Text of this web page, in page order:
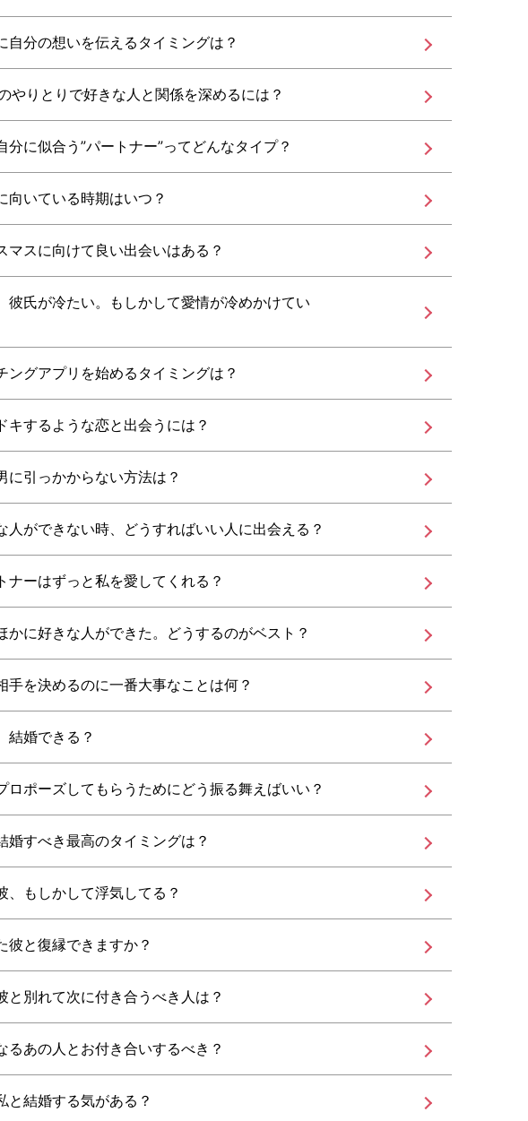
自分の想いを伝えるタイミングは？
やりとりで好きな人と関係を深めるには？
分に似合う”パートナー”ってどんなタイプ？
向いている時期はいつ？
マスに向けて良い出会いはある？
彼氏が冷たい。もしかして愛情が冷めかけてい
ングアプリを始めるタイミングは？
キするような恋と出会うには？
に引っかからない方法は？
人ができない時、どうすればいい人に出会える？
ナーはずっと私を愛してくれる？
かに好きな人ができた。どうするのがベスト？
手を決めるのに一番大事なことは何？
結婚できる？
ロポーズしてもらうためにどう振る舞えばいい？
婚すべき最高のタイミングは？
、もしかして浮気してる？
彼と復縁できますか？
と別れて次に付き合うべき人は？
るあの人とお付き合いするべき？
と結婚する気がある？